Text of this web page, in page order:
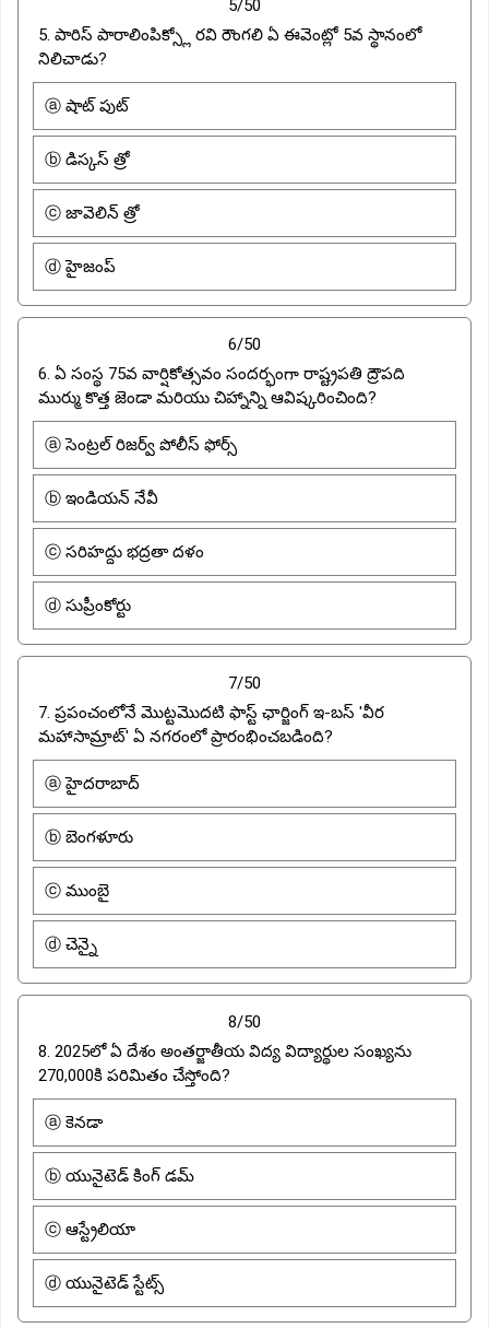
5/50
5. పారిస్ పారాలింపిక్స్లో రవి రౌంగలి ఏ ఈవెంట్లో 5వ స్థానంలో
నిలిచాడు?
ⓐ షాట్ పుట్
ⓑ డిస్కస్ త్రో
ⓒ జావెలిన్ త్రో
ⓓ హైజంప్
6/50
6. ఏ సంస్థ 75వ వార్షికోత్సవం సందర్భంగా రాష్ట్రపతి ద్రౌపది
ముర్ము కొత్త జెండా మరియు చిహ్నాన్ని ఆవిష్కరించింది?
ⓐ సెంట్రల్ రిజర్వ్ పోలీస్ ఫోర్స్
ⓑ ఇండియన్ నేవీ
ⓒ సరిహద్దు భద్రతా దళం
ⓓ సుప్రీంకోర్టు
7/50
7. ప్రపంచంలోనే మొట్టమొదటి ఫాస్ట్ ఛార్జింగ్ ఇ-బస్ 'వీర
మహాసామ్రాట్' ఏ నగరంలో ప్రారంభించబడింది?
ⓐ హైదరాబాద్
ⓑ బెంగళూరు
ⓒ ముంబై
ⓓ చెన్నై
8/50
8. 2025లో ఏ దేశం అంతర్జాతీయ విద్య విద్యార్థుల సంఖ్యను
270,000కి పరిమితం చేస్తోంది?
ⓐ కెనడా
ⓑ యునైటెడ్ కింగ్ డమ్
ⓒ ఆస్ట్రేలియా
ⓓ యునైటెడ్ స్టేట్స్